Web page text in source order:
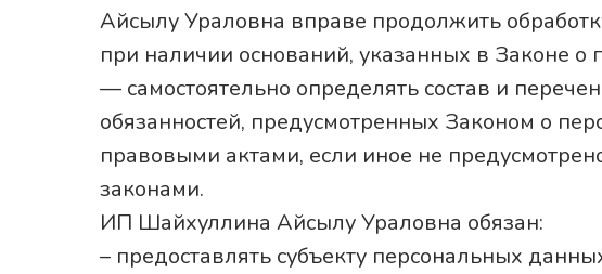
Айсылу Ураловна вправе продолжить
при наличии оснований, указанных в Законе о
— самостоятельно определять состав и
обязанностей, предусмотренных Законом о
правовыми актами, если иное не
законами.
ИП Шайхуллина Айсылу Ураловна обязан:
– предоставлять субъекту персональных